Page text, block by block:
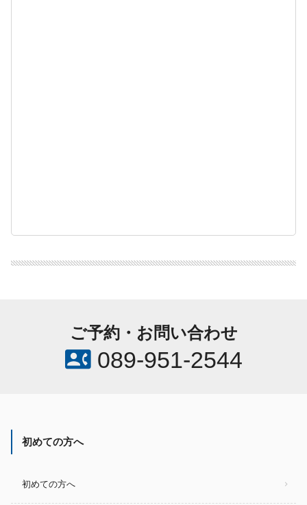
ご予約・お問い合わせ
contact_phone089-951-2544
初めての方へ
初めての方へ